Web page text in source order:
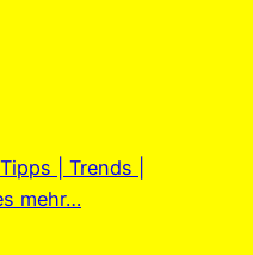
| Trends |
mehr…